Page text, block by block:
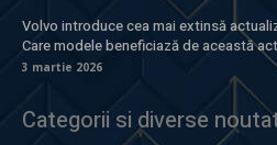
Volvo introduce cea mai extinsă
Care modele beneficiază de această
3 martie 2026
Categorii si diverse